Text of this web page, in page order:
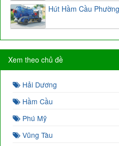
Hút Hầm Cầu
Xem theo chủ đề
Hải Dương
Hầm Cầu
Phú Mỹ
Vũng Tàu